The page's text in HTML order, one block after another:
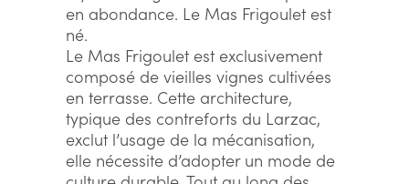
en abondance. Le Mas Frigoulet est
né.
Le Mas Frigoulet est exclusivement
composé de vieilles vignes cultivées
en terrasse. Cette architecture,
typique des contreforts du Larzac,
exclut l’usage de la mécanisation,
elle nécessite d’adopter un mode de